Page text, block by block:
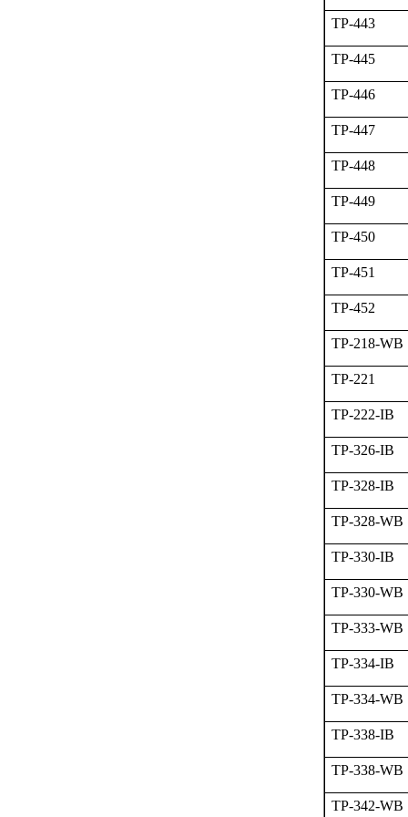
TP-443
TP-445
TP-446
TP-447
TP-448
TP-449
TP-450
TP-451
TP-452
TP-218-WB
TP-221
TP-222-IB
TP-326-IB
TP-328-IB
TP-328-WB
TP-330-IB
TP-330-WB
TP-333-WB
TP-334-IB
TP-334-WB
TP-338-IB
TP-338-WB
TP-342-WB